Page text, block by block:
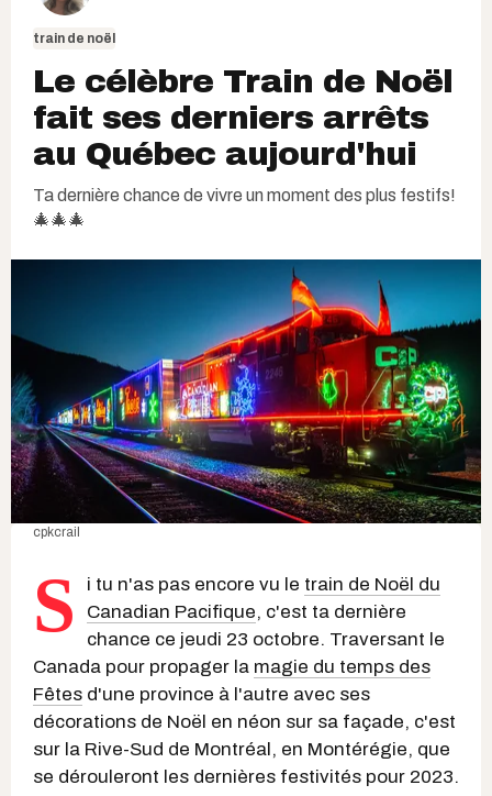
train de noël
Le célèbre Train de Noël
fait ses derniers arrêts
au Québec aujourd'hui
Ta dernière chance de vivre un moment des plus festifs!
🎄🎄🎄
cpkcrail
S i tu n'as pas encore vu le train de Noël du
Canadian Pacifique, c'est ta dernière
chance ce jeudi 23 octobre. Traversant le
Canada pour propager la magie du temps des
Fêtes d'une province à l'autre avec ses
décorations de Noël en néon sur sa façade, c'est
sur la Rive-Sud de Montréal, en Montérégie, que
se dérouleront les dernières festivités pour 2023.